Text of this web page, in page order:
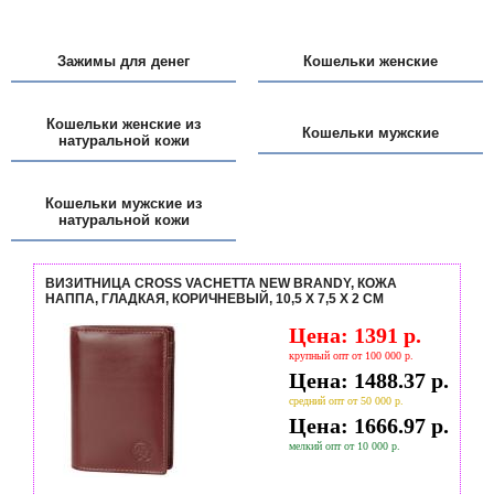
Зажимы для денег Кошельки женские
Кошельки женские из
натуральной кожи
Кошельки мужские
Кошельки мужские из
натуральной кожи
ВИЗИТНИЦА CROSS VACHETTA NEW BRANDY, КОЖА
НАППА, ГЛАДКАЯ, КОРИЧНЕВЫЙ, 10,5 Х 7,5 Х 2 СМ
Цена: 1391 р.
крупный опт от 100 000 р.
Цена: 1488.37 р.
средний опт от 50 000 р.
Цена: 1666.97 р.
мелкий опт от 10 000 р.